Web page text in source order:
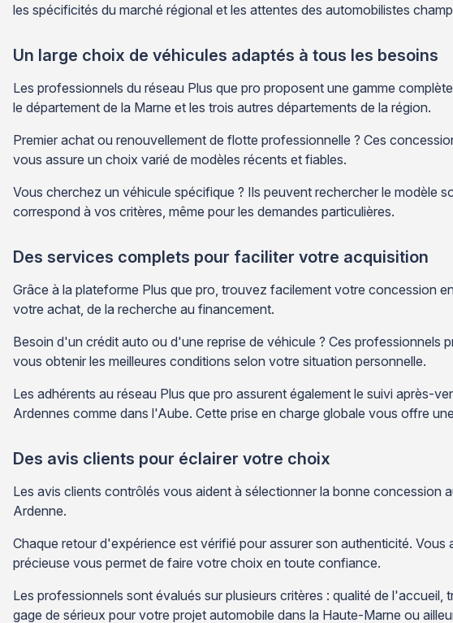
les spécificités du marché régional et les attentes des automobilistes
Un large choix de véhicules adaptés à tous les besoins
Les professionnels du réseau Plus que pro proposent une gamme
le département de la Marne et les trois autres départements de la région.
Premier achat ou renouvellement de flotte professionnelle ? Ces
vous assure un choix varié de modèles récents et fiables.
Vous cherchez un véhicule spécifique ? Ils peuvent rechercher le modèle
correspond à vos critères, même pour les demandes particulières.
Des services complets pour faciliter votre acquisition
Grâce à la plateforme Plus que pro, trouvez facilement votre concession
votre achat, de la recherche au financement.
Besoin d'un crédit auto ou d'une reprise de véhicule ? Ces
vous obtenir les meilleures conditions selon votre situation personnelle.
Les adhérents au réseau Plus que pro assurent également le suivi après-
Ardennes comme dans l'Aube. Cette prise en charge globale vous offre
Des avis clients pour éclairer votre choix
Les avis clients contrôlés vous aident à sélectionner la bonne concession
Ardenne.
Chaque retour d'expérience est vérifié pour assurer son authenticité.
précieuse vous permet de faire votre choix en toute confiance.
Les professionnels sont évalués sur plusieurs critères : qualité de
gage de sérieux pour votre projet automobile dans la Haute-Marne ou